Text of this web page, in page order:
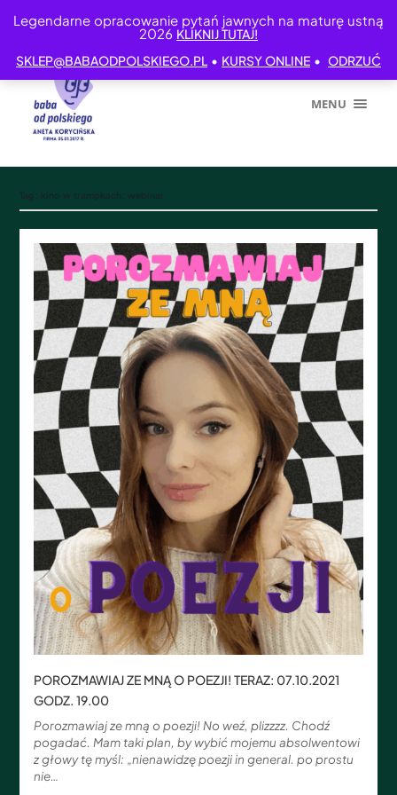
Legendarne opracowanie pytań jawnych na maturę ustną
2026 KLIKNIJ TUTAJ!
SKLEP@BABAODPOLSKIEGO.PL • KURSY ONLINE • ODRZUĆ
MENU
POROZMAWIAJ ZE MNĄ O POEZJI! TERAZ: 07.10.2021
GODZ. 19.00
Porozmawiaj ze mną o poezji! No weź, plizzzz. Chodź
pogadać. Mam taki plan, by wybić mojemu absolwentowi
z głowy tę myśl: „nienawidzę poezji in general. po prostu
nie…